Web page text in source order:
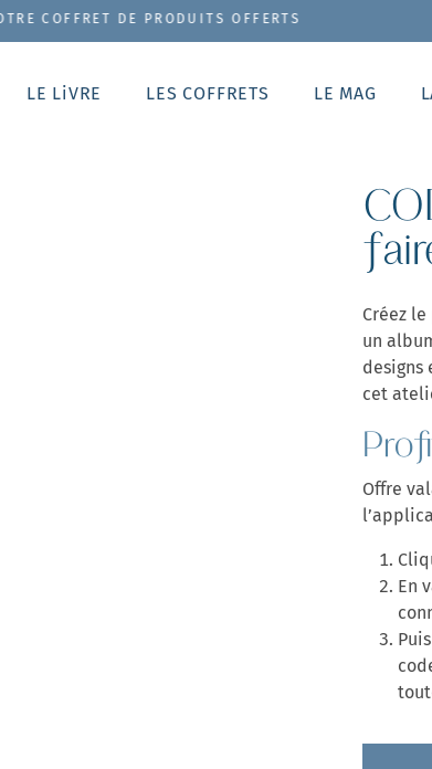
DE PRODUITS OFFERTS
LE LiVRE LES COFFRETS LE MAG
Créez
un
designs
cet
Offre
En